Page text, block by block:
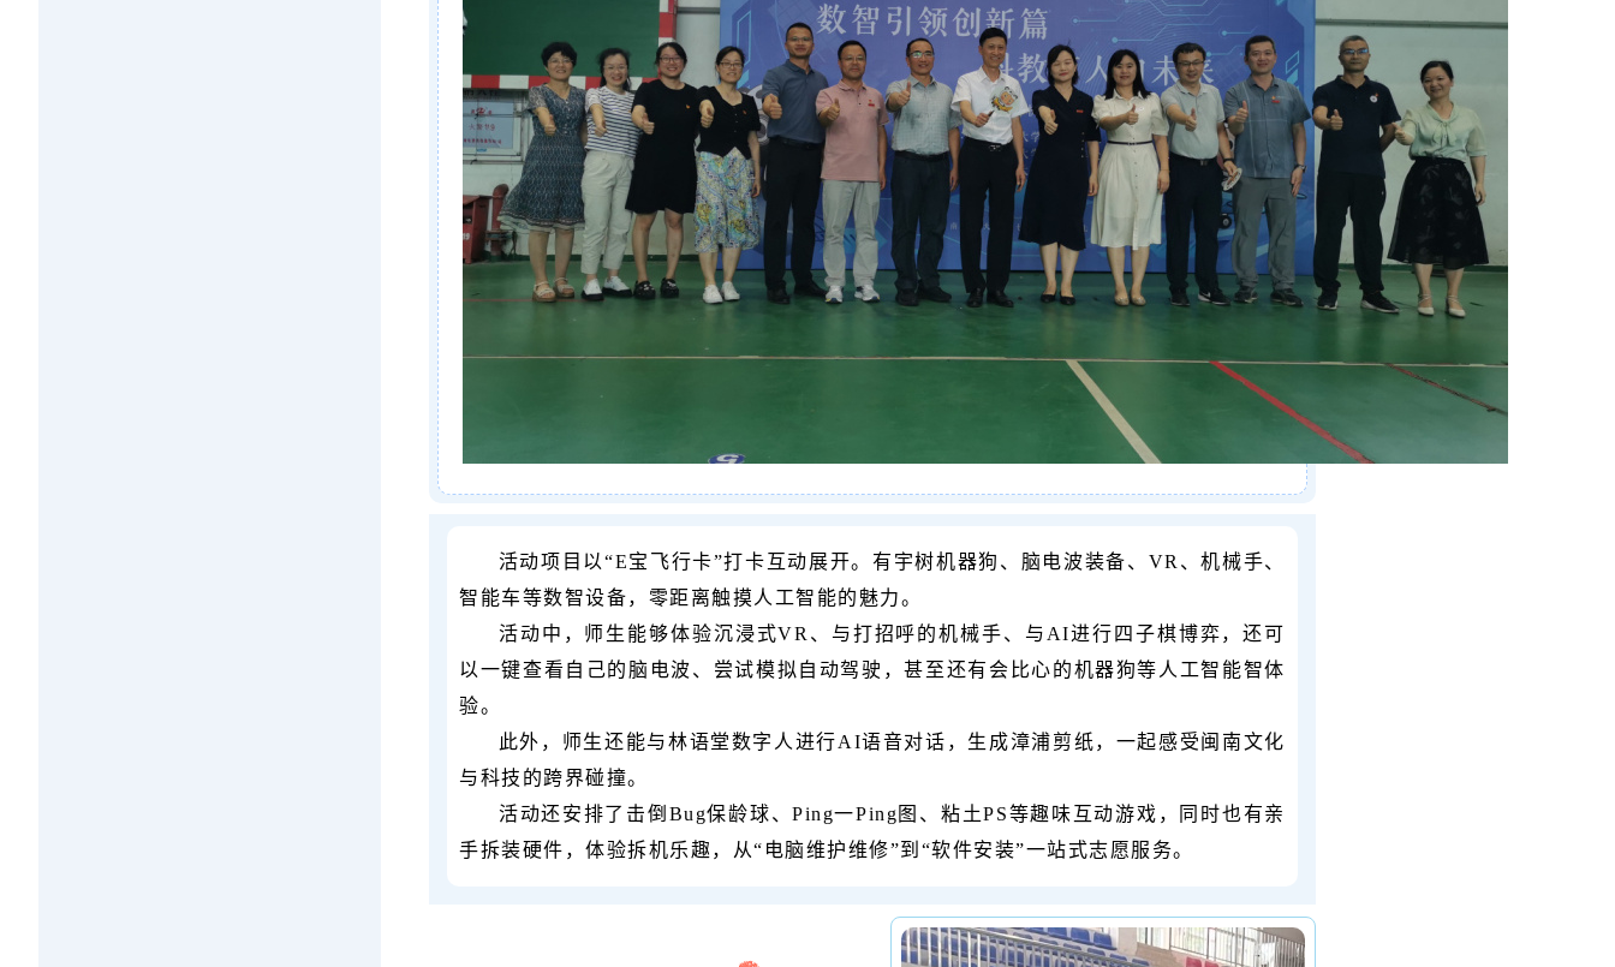
活动项目以“E宝飞行卡”打卡互动展开。有宇树机器狗、脑电波装备、VR、机械手、
智能车等数智设备，零距离触摸人工智能的魅力。
活动中，师生能够体验沉浸式VR、与打招呼的机械手、与AI进行四子棋博弈，还可
以一键查看自己的脑电波、尝试模拟自动驾驶，甚至还有会比心的机器狗等人工智能智体
验。
此外，师生还能与林语堂数字人进行AI语音对话，生成漳浦剪纸，一起感受闽南文化
与科技的跨界碰撞。
活动还安排了击倒Bug保龄球、Ping一Ping图、粘土PS等趣味互动游戏，同时也有亲
手拆装硬件，体验拆机乐趣，从“电脑维护维修”到“软件安装”一站式志愿服务。